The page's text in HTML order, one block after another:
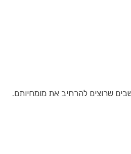
שרוצים להרחיב את מומחיותם.